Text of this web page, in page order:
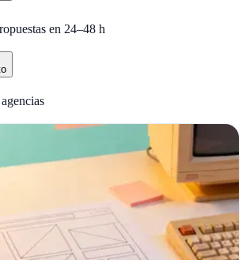
en 24–48 h
agencias
web y SEO en Tarragona especializada en